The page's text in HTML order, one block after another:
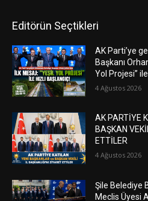
Editörün Seçtikleri
AK Parti’ye
Başkanı
Yol Projesi” ile
4 Ağustos 2026
AK PARTİYE
BAŞKAN
ETTİLER
4 Ağustos 2026
Şile Belediye
Meclis Üyesi